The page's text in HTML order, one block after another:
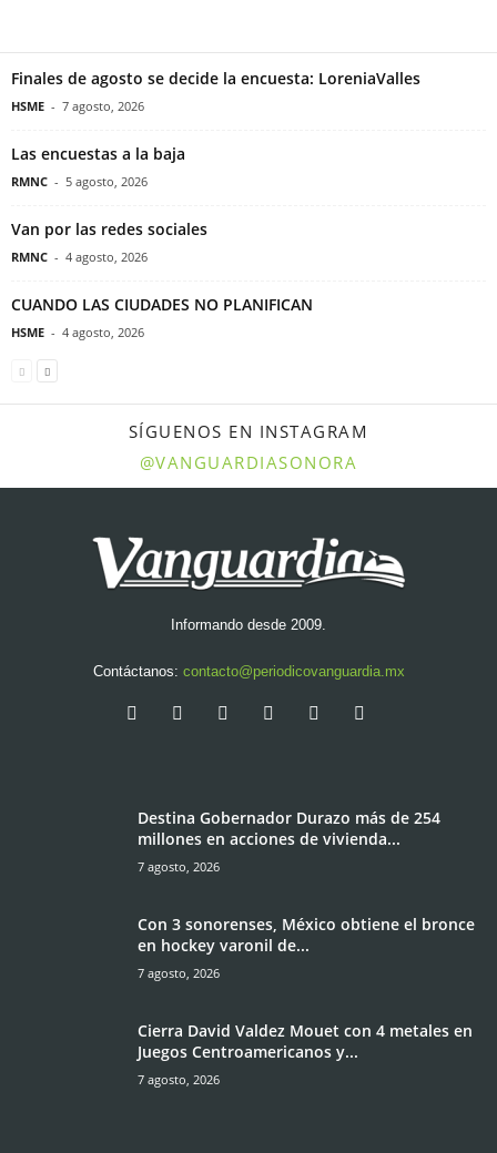
Finales de agosto se decide la encuesta: LoreniaValles
HSME - 7 agosto, 2026
Las encuestas a la baja
RMNC - 5 agosto, 2026
Van por las redes sociales
RMNC - 4 agosto, 2026
CUANDO LAS CIUDADES NO PLANIFICAN
HSME - 4 agosto, 2026
SÍGUENOS EN INSTAGRAM
@VANGUARDIASONORA
Informando desde 2009.
Contáctanos: contacto@periodicovanguardia.mx
Destina Gobernador Durazo más de 254
millones en acciones de vivienda...
7 agosto, 2026
Con 3 sonorenses, México obtiene el bronce
en hockey varonil de...
7 agosto, 2026
Cierra David Valdez Mouet con 4 metales en
Juegos Centroamericanos y...
7 agosto, 2026